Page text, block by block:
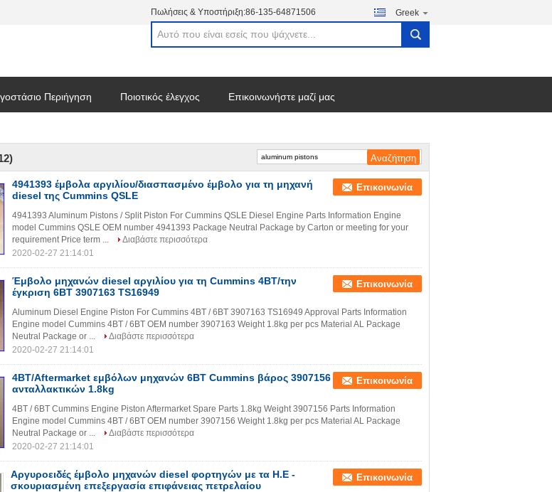
Πωλήσεις & Υποστήριξη:86-135-64871506 Greek
search
Περιήγηση Ποιοτικός έλεγχος Επικοινωνήστε μαζί μας
4941393 έμβολα αργιλίου/διασπασμένο έμβολο για τη μηχανή
diesel της Cummins QSLE
Επικοινωνία
4941393 Aluminum Pistons / Split Piston For Cummins QSLE Diesel Engine Parts Information Engine
model Cummins QSLE OEM number 4941393 Package Neutral Package by Carton or meeting for your
requirement Price term ...
Διαβάστε περισσότερα
2020-02-27 21:14:01
Έμβολο μηχανών diesel αργιλίου για τη Cummins 4BT/την
έγκριση 6BT 3907163 TS16949
Επικοινωνία
Aluminum Diesel Engine Piston For Cummins 4BT / 6BT 3907163 TS16949 Approval Parts Information
Engine model Cummins 4BT / 6BT OEM number 3907163 Weight 1.8kg per pcs Material AL Package
Neutral Package or ...
Διαβάστε περισσότερα
2020-02-27 21:14:01
4BT/Aftermarket εμβόλων μηχανών 6BT Cummins βάρος 3907156
ανταλλακτικών 1.8kg
Επικοινωνία
4BT / 6BT Cummins Engine Piston Aftermarket Spare Parts 1.8kg Weight 3907156 Parts Information
Engine model Cummins 4BT / 6BT OEM number 3907156 Weight 1.8kg per pcs Material AL Package
Neutral Package or ...
Διαβάστε περισσότερα
2020-02-27 21:14:01
Αργυροειδές έμβολο μηχανών diesel φορτηγών με τα Η.Ε -
σκουριασμένη επεξεργασία επιφάνειας πετρελαίου
Επικοινωνία